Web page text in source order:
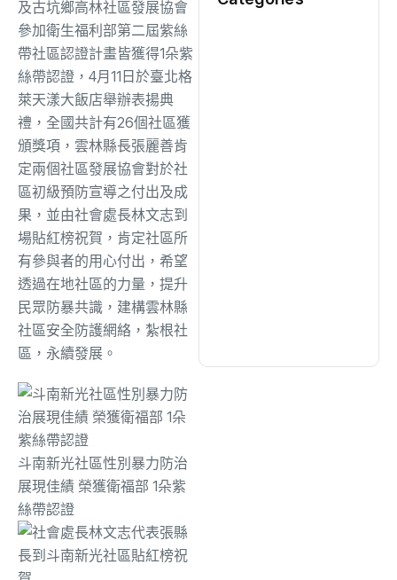
及古坑鄉高林社區發展協會
參加衛生福利部第二屆紫絲
帶社區認證計畫皆獲得1朵紫
絲帶認證，4月11日於臺北格
萊天漾大飯店舉辦表揚典
禮，全國共計有26個社區獲
頒獎項，雲林縣長張麗善肯
定兩個社區發展協會對於社
區初級預防宣導之付出及成
果，並由社會處長林文志到
場貼紅榜祝賀，肯定社區所
有參與者的用心付出，希望
透過在地社區的力量，提升
民眾防暴共識，建構雲林縣
社區安全防護網絡，紮根社
區，永續發展。
斗南新光社區性別暴力防治
展現佳績 榮獲衛福部 1朵紫
絲帶認證